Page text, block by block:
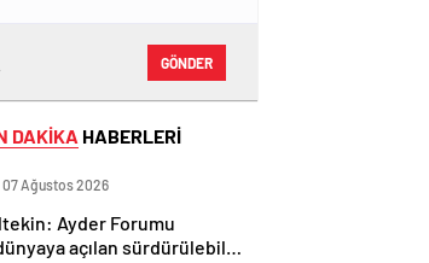
GÖNDER
DAKİKA HABERLERİ
07 Ağustos 2026
Ayder Forumu
açılan sürdürülebilir